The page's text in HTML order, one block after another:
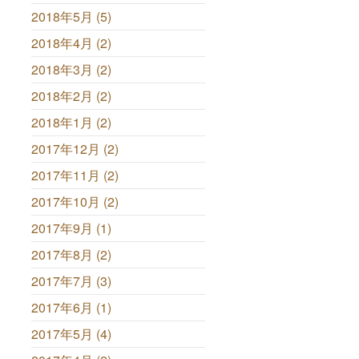
2018年5月 (5)
2018年4月 (2)
2018年3月 (2)
2018年2月 (2)
2018年1月 (2)
2017年12月 (2)
2017年11月 (2)
2017年10月 (2)
2017年9月 (1)
2017年8月 (2)
2017年7月 (3)
2017年6月 (1)
2017年5月 (4)